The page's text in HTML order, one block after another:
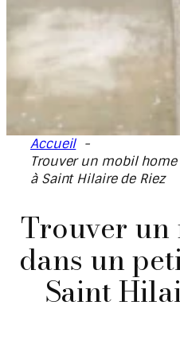
Accueil
Trouver un mobil
à Saint Hilaire de Riez
Trouver
dans un
Saint